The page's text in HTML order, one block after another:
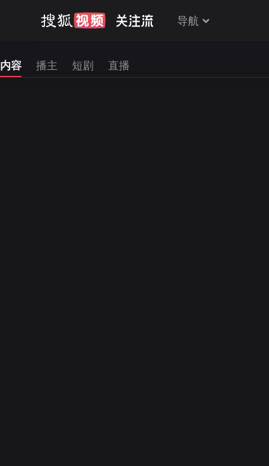
导航
内容 播主 短剧 直播